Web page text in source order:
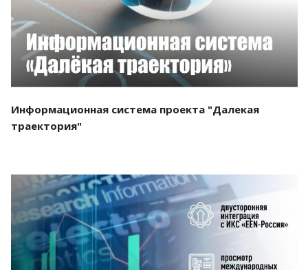
Информационная система проекта "Далекая
траектория"